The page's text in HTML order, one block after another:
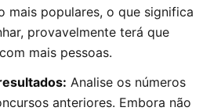
mais populares, o que significa
provavelmente terá que
mais pessoas.
Analise os números
anteriores. Embora não